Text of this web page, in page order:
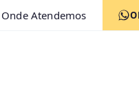
Onde Atendemos